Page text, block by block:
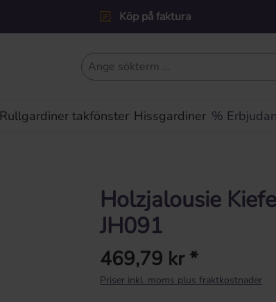
Köp på faktura
Rullgardiner takfönster Hissgardiner %
Holzjalousie
JH091
Ordinarie pris:
469,79 kr *
Priser inkl. moms plus fraktkostnader